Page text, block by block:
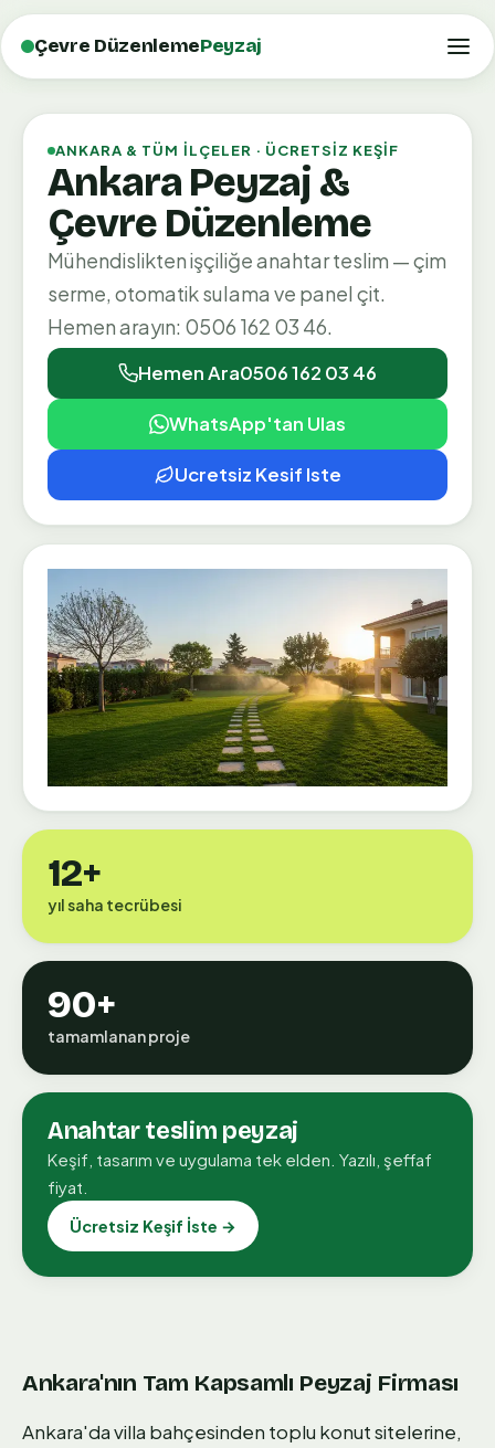
Çevre DüzenlemePeyzaj
ANKARA & TÜM İLÇELER · ÜCRETSIZ KEŞIF
Ankara Peyzaj &
Çevre Düzenleme
Mühendislikten işçiliğe anahtar teslim — çim
serme, otomatik sulama ve panel çit.
Hemen arayın: 0506 162 03 46.
Hemen Ara0506 162 03 46
WhatsApp'tan Ulas
Ucretsiz Kesif Iste
12+
yıl saha tecrübesi
90+
tamamlanan proje
Anahtar teslim peyzaj
Keşif, tasarım ve uygulama tek elden. Yazılı, şeffaf
fiyat.
Ücretsiz Keşif İste →
Ankara'nın Tam Kapsamlı Peyzaj Firması
Ankara'da villa bahçesinden toplu konut sitelerine,